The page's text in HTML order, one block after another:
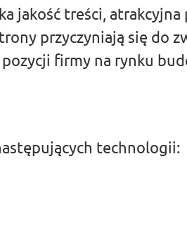
jakość treści, atrakcyjna
przyczyniają się do
firmy na rynku
technologii: